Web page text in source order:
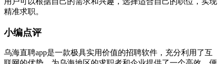
精准求职。
小编点评
乌海直聘app是一款极具实用价值的招聘软件，充分利用了互